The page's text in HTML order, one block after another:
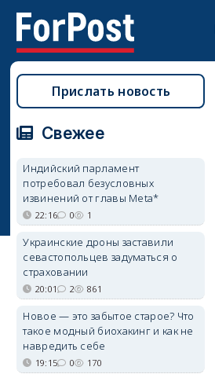
Прислать новость
Свежее
Индийский парламент
потребовал безусловных
извинений от главы Meta*
22:16 0 1
Украинские дроны заставили
севастопольцев задуматься о
страховании
20:01 2 861
Новое — это забытое старое? Что
такое модный биохакинг и как не
навредить себе
19:15 0 170